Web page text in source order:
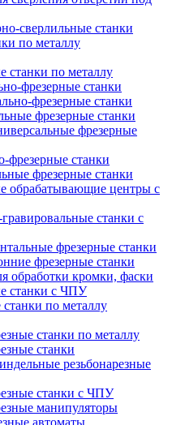
сверлильные станки
по металлу
станки по металлу
фрезерные станки
фрезерные станки
фрезерные станки
фрезерные
фрезерные станки
фрезерные станки
обрабатывающие центры с
станки с
фрезерные станки
фрезерные станки
обработки кромки, фаски
станки с ЧПУ
станки по металлу
станки по металлу
станки
резьбонарезные
станки с ЧПУ
манипуляторы
автоматы